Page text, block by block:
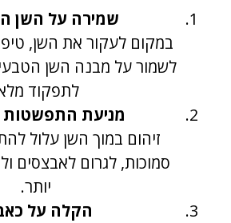
שמירה על השן
במקום לעקור את השן,
לשמור על מבנה השן
לתפקוד
מניעת התפשטות
זיהום במוך השן עלול
סמוכות, לגרום לאבצסים
יותר.
הקלה על